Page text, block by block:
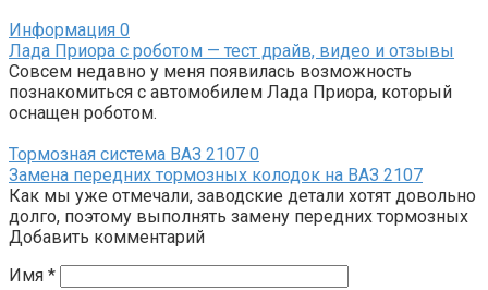
Информация 0
Лада Приора с роботом — тест драйв, видео и отзывы
Совсем недавно у меня появилась возможность
познакомиться с автомобилем Лада Приора, который
оснащен роботом.
Тормозная система ВАЗ 2107 0
Замена передних тормозных колодок на ВАЗ 2107
Как мы уже отмечали, заводские детали хотят довольно
долго, поэтому выполнять замену передних тормозных
Добавить комментарий
Имя *